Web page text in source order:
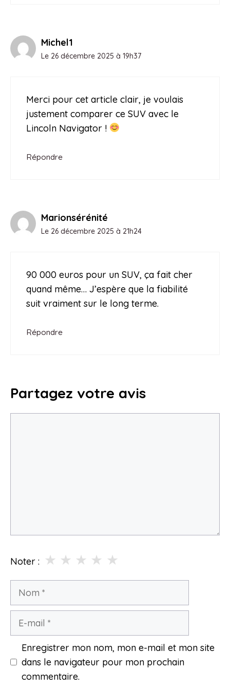
Michel1
Le 26 décembre 2025 à 19h37
Merci pour cet article clair, je voulais
justement comparer ce SUV avec le
Lincoln Navigator !
Répondre
Marionsérénité
Le 26 décembre 2025 à 21h24
90 000 euros pour un SUV, ça fait cher
quand même… J’espère que la fiabilité
suit vraiment sur le long terme.
Répondre
Partagez votre avis
Noter : ★
★
★
★
★
Nom
Enregistrer mon nom, mon e-mail et mon site
dans le navigateur pour mon prochain
commentaire.